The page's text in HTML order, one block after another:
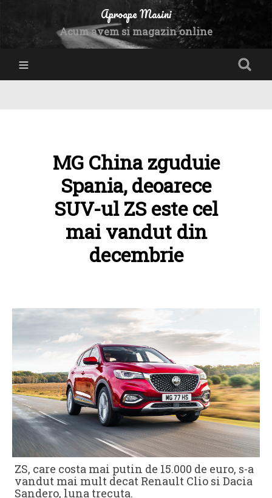
Aproape Masini
Acum avem si magazin online
MG China zguduie
Spania, deoarece
SUV-ul ZS este cel
mai vandut din
decembrie
ZS, care costa mai putin de 15.000 de euro, s-a
vandut mai mult decat Renault Clio si Dacia
Sandero, luna trecuta.